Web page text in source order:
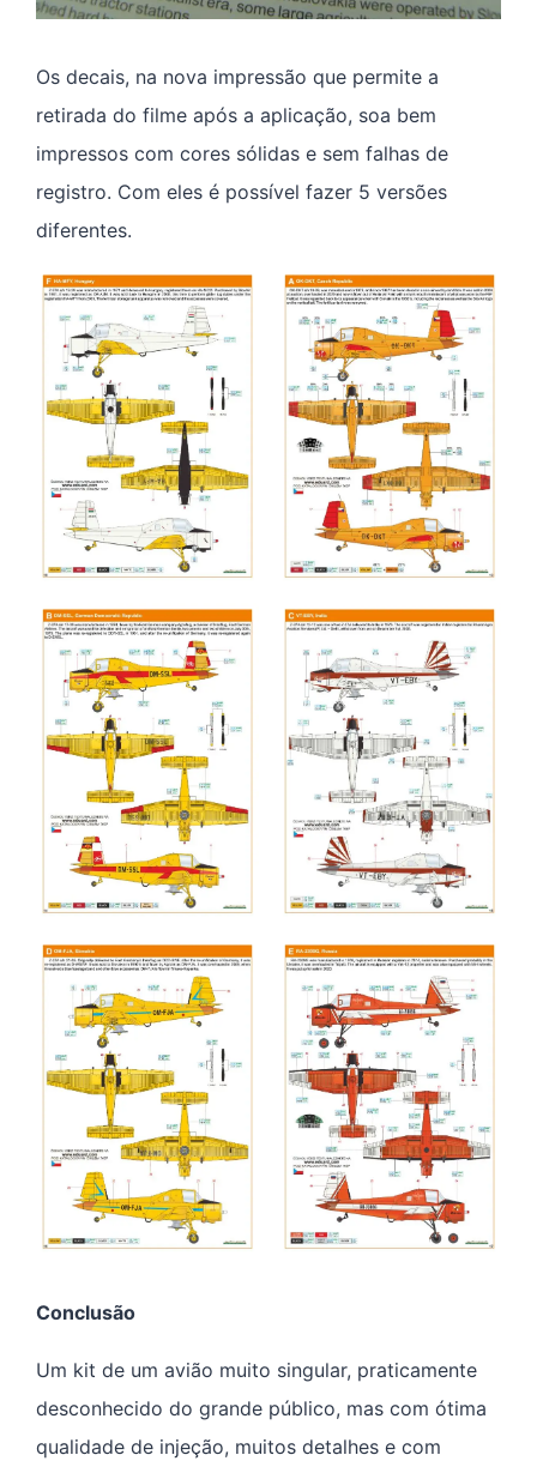
Os decais, na nova impressão que permite a
retirada do filme após a aplicação, soa bem
impressos com cores sólidas e sem falhas de
registro. Com eles é possível fazer 5 versões
diferentes.
Conclusão
Um kit de um avião muito singular, praticamente
desconhecido do grande público, mas com ótima
qualidade de injeção, muitos detalhes e com